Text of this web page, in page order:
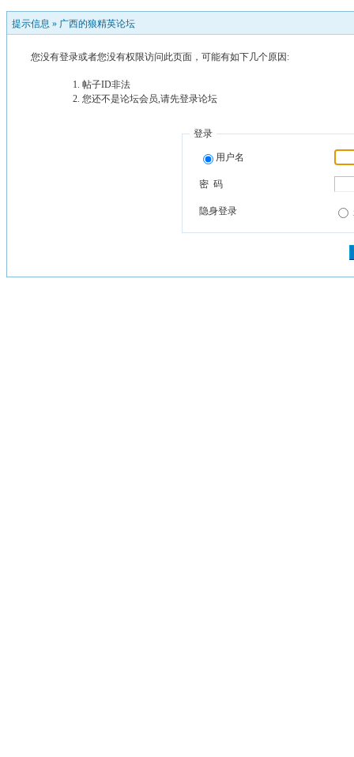
提示信息 » 广西的狼精英论坛
您没有登录或者您没有权限访问此页面，可能有如下几个原因:
帖子ID非法
您还不是论坛会员,请先登录论坛
登录
用户名
密 码
隐身登录